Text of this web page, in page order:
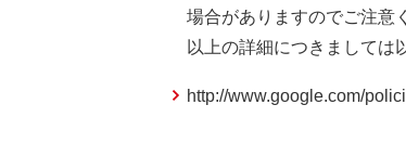
場合がありますのでご注意
以上の詳細につきましては
http://www.google.com/